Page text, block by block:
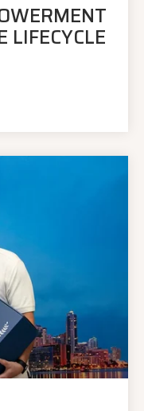
LIFECYCLE